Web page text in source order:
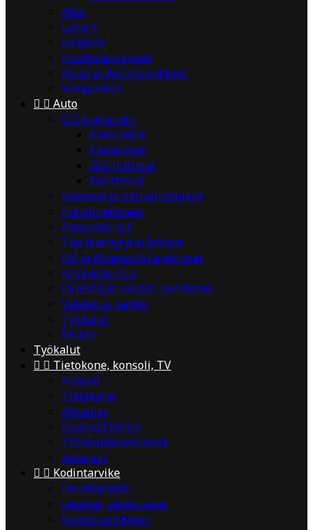
Akut
Laturit
Kaapelit
Huoltotarvikkeet
Muut puhelintarvikkeet
Virtapankit
  Auto
  Autoaudio
Autoradiot
Kaiuttimet
ISO-liittimet
Sovittimet
Kamerat ja peruutustutkat
Puhelintelineet
Autoantennit
Tupakansytytin jakajat
FM ja Bluetooth lähettimet
Keskuslukitus
Järjestäjät, suojat, puhdistus
Valaistus, sähkö
Työkalut
Muuta
Työkalut
  Tietokone, konsoli, TV
Konsoli
Tietokone
Älykellot
Kaukosäätimet
TV/monitoritelineet
Antennit
  Kodintarvike
Hauskanpito
Jalustat, valokuvaus
Keittiötarvikkeet